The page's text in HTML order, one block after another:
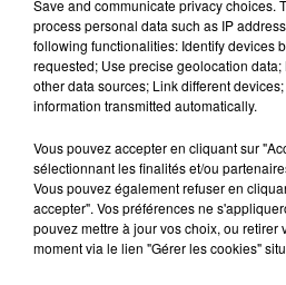
masculine
Save and communicate privacy choices.
process personal data such as IP
following functionalities: Identify devices
requested; Use precise geolocation
other data sources; Link different
information transmitted automatically.
Vous pouvez accepter en cliquant sur
sélectionnant les finalités et/ou
Vous pouvez également refuser en
accepter". Vos préférences ne
pouvez mettre à jour vos choix, ou retirer
moment via le lien "Gérer les cookies"